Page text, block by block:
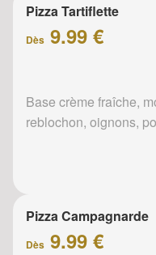
Pizza Tartiflette
Dès 9.99 €
Base crème fraîche,
reblochon, oignons,
Pizza Campagnarde
Dès 9.99 €